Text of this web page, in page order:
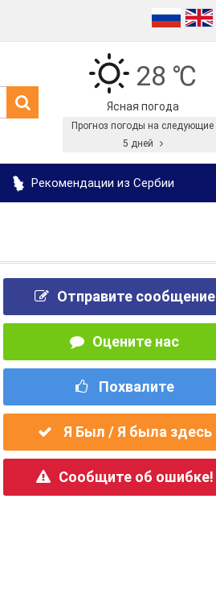
28 ℃
Ясная погода
Прогноз погоды на следующие
5 дней
Рекомендации из Сербии
Отправите сообщение
Оцените нас
Похвалите
Я Был / Я была здесь
Сообщите об ошибке!